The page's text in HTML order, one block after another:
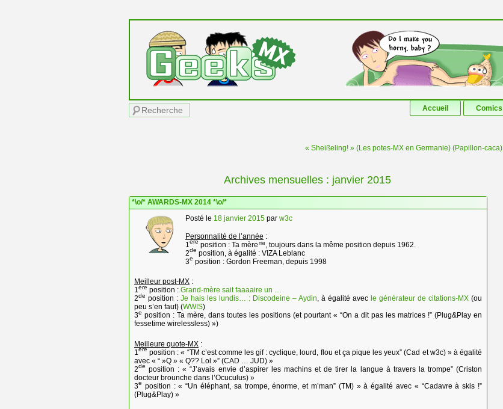
Recherche
Menu principal Aller au contenu principal
Aller au contenu secondaire
Accueil Comics
« Sheißeling! » (Les potes-MX en Germanie) (Papillon-caca)
Archives mensuelles : janvier 2015
*\o/* AWARDS-MX 2014 *\o/*
Posté le 18 janvier 2015 par w3c
Personnalité de l’année :
1 ere position : Ta mère™, toujours dans la même position depuis 1962.
2de position, à égalité : VIZA Leblanc
3e position : Gordon Freeman, depuis 1998
Meilleur post-MX :
1ere position : Grand-mère sait faaaaire un …
2de position :Je hais les lundis… : Discodeine – Aydin, à égalité avec le générateur de citations-MX (ou
peu s’en faut) (WWIS)
3e position : Ta mère, dans toutes les positions (et pourtant « “On a dit pas les matrices !” (Plug&Play en
fessetime wirelessless) »)
Meilleure quote-MX :
1 ere position : « “TM c’est comme les gif : cyclique, lourd, flou et ça pique les yeux” (Cad et w3c) » à égalité
avec « “ »Q » « Q?? Lol »” (CAD … JUD) »
2de position : « “J’avais envie d’aspirer les machins et de tirer la langue à travers la trompe” (Criston
docteur brounche dans l’Ocuculus) »
3e position : « “Un éléphant, sa trompe, énorme, et m’man” (TM) » à égalité avec « “Cadavre à skis !”
(Plug&Play) »